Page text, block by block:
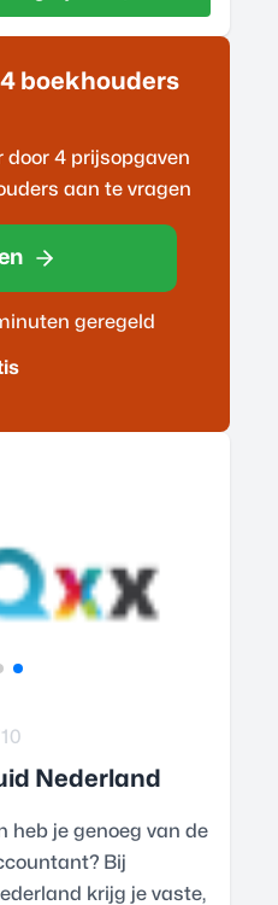
boekhouders
door 4 prijsopgaven
s aan te vragen
geregeld
Nederland
heb je genoeg van de
Bij
krijg je vaste,